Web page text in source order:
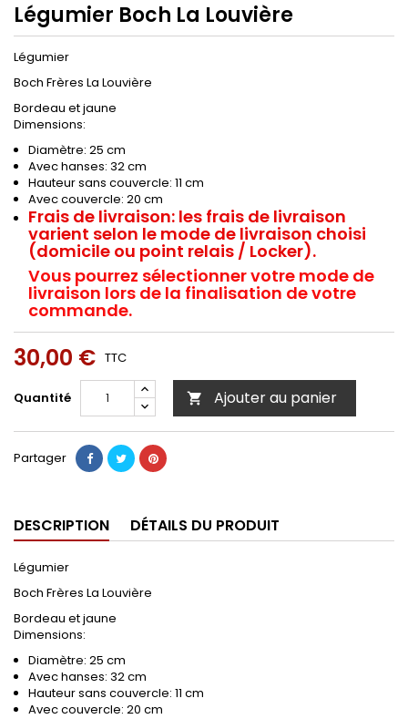
Légumier Boch La Louvière
Légumier
Boch Frères La Louvière
Bordeau et jaune
Dimensions:
Diamètre: 25 cm
Avec hanses: 32 cm
Hauteur sans couvercle: 11 cm
Avec couvercle: 20 cm
Frais de livraison: les frais de livraison
varient selon le mode de livraison choisi
(domicile ou point relais / Locker).
Vous pourrez sélectionner votre mode de
livraison lors de la finalisation de votre
commande.
30,00 € TTC
Quantité  Ajouter au panier
Partager
DESCRIPTION DÉTAILS DU PRODUIT
Légumier
Boch Frères La Louvière
Bordeau et jaune
Dimensions:
Diamètre: 25 cm
Avec hanses: 32 cm
Hauteur sans couvercle: 11 cm
Avec couvercle: 20 cm